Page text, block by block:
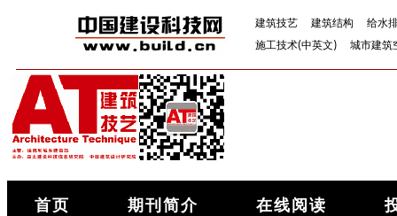
建筑技艺 建筑结构
给水
施工技术(中英文)
城市建筑
首页 期刊简介 在线阅读